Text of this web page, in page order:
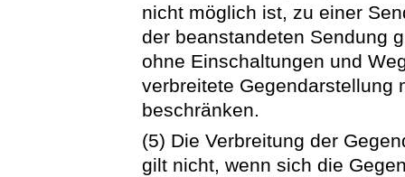
nicht möglich ist, zu einer
der beanstandeten Sendung
ohne Einschaltungen und
verbreitete Gegendarstellung
beschränken.
(5) Die Verbreitung der
gilt nicht, wenn sich die